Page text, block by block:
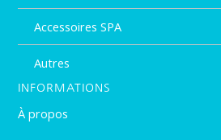
Accessoires SPA
Autres
INFORMATIONS
À propos